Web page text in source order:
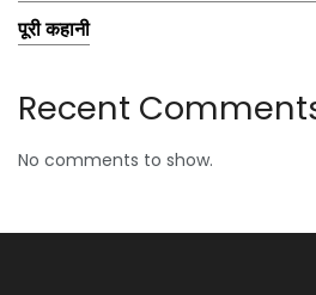
पूरी कहानी
Recent
No comments to show.